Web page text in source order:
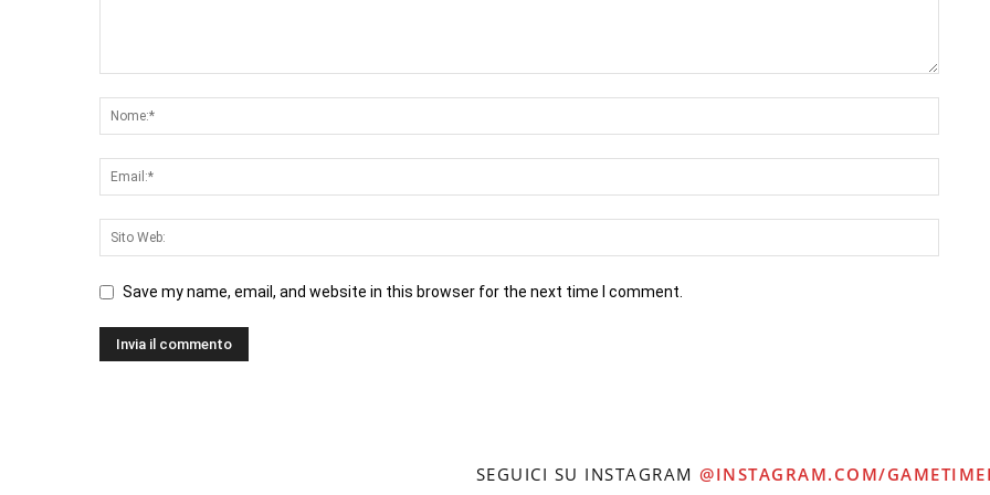
Save my name, email, and website in this browser for the next time I comment.
SEGUICI SU INSTAGRAM @INSTAGRAM.COM/